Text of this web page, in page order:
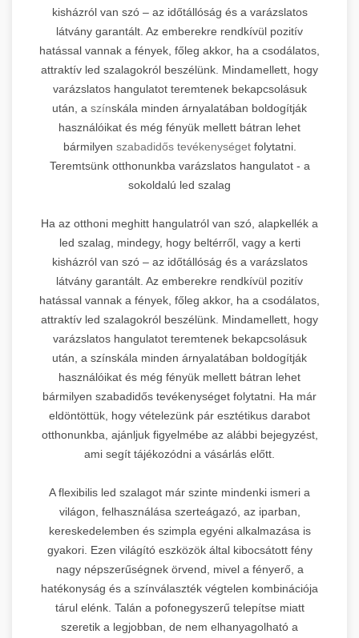
kisházról van szó – az időtállóság és a varázslatos
látvány garantált. Az emberekre rendkívül pozitív
hatással vannak a fények, főleg akkor, ha a csodálatos,
attraktív led szalagokról beszélünk. Mindamellett, hogy
varázslatos hangulatot teremtenek bekapcsolásuk
után, a színskála minden árnyalatában boldogítják
használóikat és még fényük mellett bátran lehet
bármilyen szabadidős tevékenységetfolytatni.
Teremtsünk otthonunkba varázslatos hangulatot - a
sokoldalú led szalag
Ha az otthoni meghitt hangulatról van szó, alapkellék a
led szalag, mindegy, hogy beltérről, vagy a kerti
kisházról van szó – az időtállóság és a varázslatos
látvány garantált. Az emberekre rendkívül pozitív
hatással vannak a fények, főleg akkor, ha a csodálatos,
attraktív led szalagokról beszélünk. Mindamellett, hogy
varázslatos hangulatot teremtenek bekapcsolásuk
után, a színskála minden árnyalatában boldogítják
használóikat és még fényük mellett bátran lehet
bármilyen szabadidős tevékenységet folytatni. Ha már
eldöntöttük, hogy vételezünk pár esztétikus darabot
otthonunkba, ajánljuk figyelmébe az alábbi bejegyzést,
ami segít tájékozódni a vásárlás előtt.
A flexibilis led szalagot már szinte mindenki ismeri a
világon, felhasználása szerteágazó, az iparban,
kereskedelemben és szimpla egyéni alkalmazása is
gyakori. Ezen világító eszközök által kibocsátott fény
nagy népszerűségnek örvend, mivel a fényerő, a
hatékonyság és a színválaszték végtelen kombinációja
tárul elénk. Talán a pofonegyszerű telepítse miatt
szeretik a legjobban, de nem elhanyagolható a